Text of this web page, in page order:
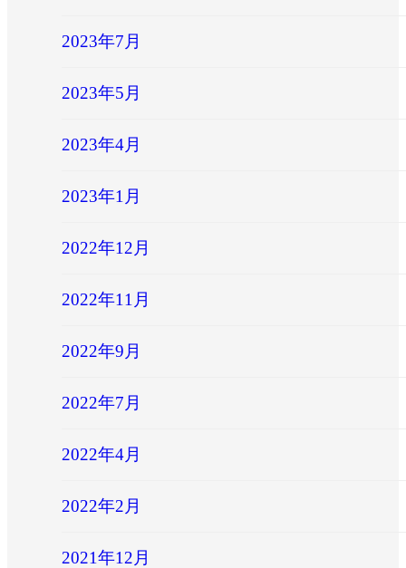
2023年7月
2023年5月
2023年4月
2023年1月
2022年12月
2022年11月
2022年9月
2022年7月
2022年4月
2022年2月
2021年12月